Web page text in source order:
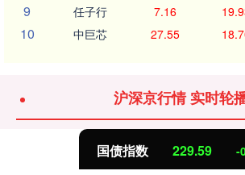
9 任子行 7.16
10 中巨芯 27.55
沪深京行情 实时轮
国债指数 229.59 -0.01